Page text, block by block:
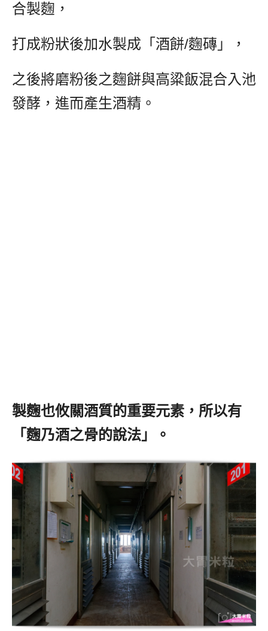
合製麴，
打成粉狀後加水製成「酒餅/麴磚」，
之後將磨粉後之麴餅與高粱飯混合入池
發酵，進而產生酒精。
製麴也攸關酒質的重要元素，所以有
「麴乃酒之骨的說法」。